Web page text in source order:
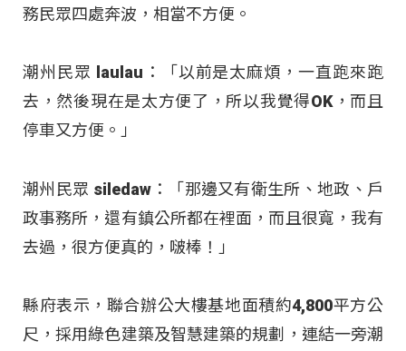
務民眾四處奔波，相當不方便。
潮州民眾 laulau：「以前是太麻煩，一直跑來跑
去，然後現在是太方便了，所以我覺得OK，而且
停車又方便。」
潮州民眾 siledaw：「那邊又有衛生所、地政、戶
政事務所，還有鎮公所都在裡面，而且很寬，我有
去過，很方便真的，啵棒！」
縣府表示，聯合辦公大樓基地面積約4,800平方公
尺，採用綠色建築及智慧建築的規劃，連結一旁潮